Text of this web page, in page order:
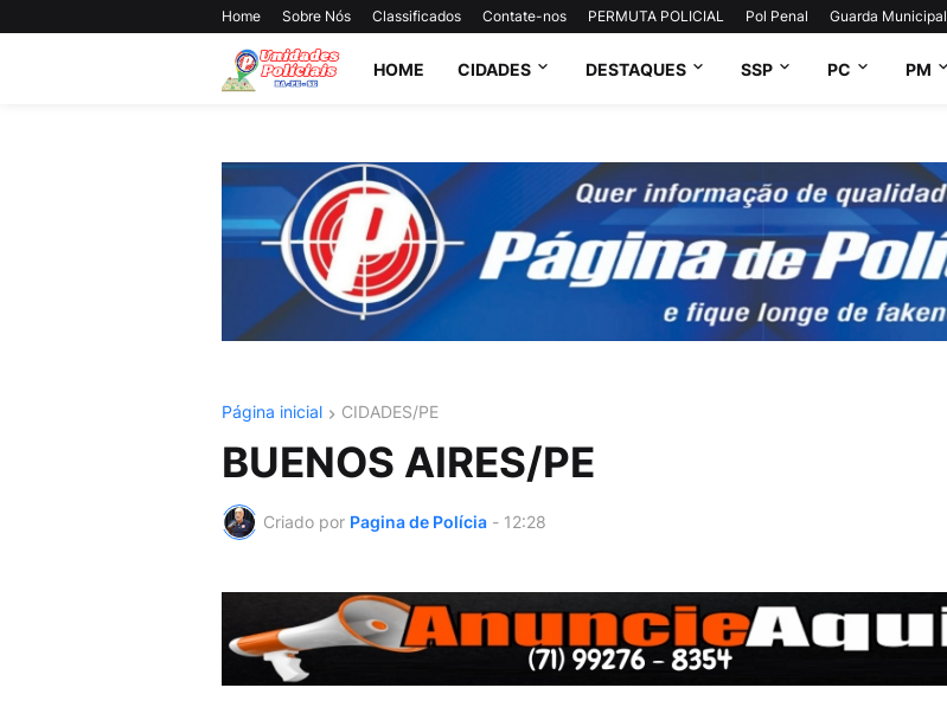
Home Sobre Nós Classificados Contate-nos PERMUTA POLICIAL Pol Penal Guarda Municipal
HOME CIDADES DESTAQUES SSP PC PM
Página inicial CIDADES/PE
BUENOS AIRES/PE
Criado por Pagina de Polícia - 12:28